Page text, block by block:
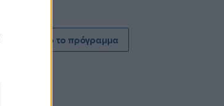
Δείτε όλο το πρόγραμμα